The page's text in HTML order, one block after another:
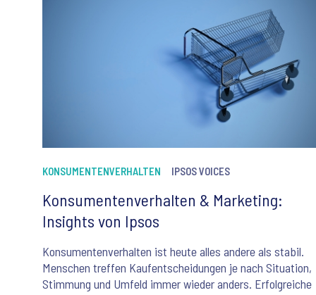
KONSUMENTENVERHALTEN IPSOS VOICES
Konsumentenverhalten & Marketing:
Insights von Ipsos
Konsumentenverhalten ist heute alles andere als stabil.
Menschen treffen Kaufentscheidungen je nach Situation,
Stimmung und Umfeld immer wieder anders. Erfolgreiche